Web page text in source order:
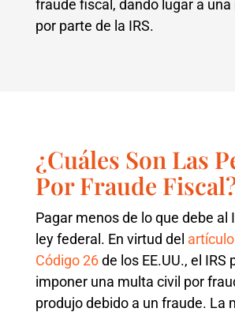
fraude fiscal, dando lugar a
por parte de la IRS.
¿Cuáles Son Las
Por Fraude
Pagar menos de lo que debe al
ley federal. En virtud del
Código 26 de los EE.UU., el IRS
imponer una multa civil por
produjo debido a un fraude. La